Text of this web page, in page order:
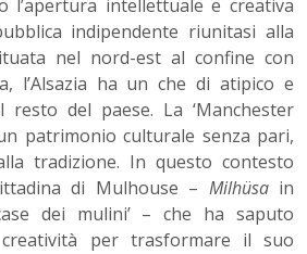
l’apertura intellettuale e creativa
indipendente riunitasi alla
nel nord-est al confine con
l’Alsazia ha un che di atipico e
del paese. La ‘Manchester
un patrimonio culturale senza pari,
tradizione. In questo contesto
di Mulhouse – Milhüsa in
dei mulini’ – che ha saputo
per trasformare il suo